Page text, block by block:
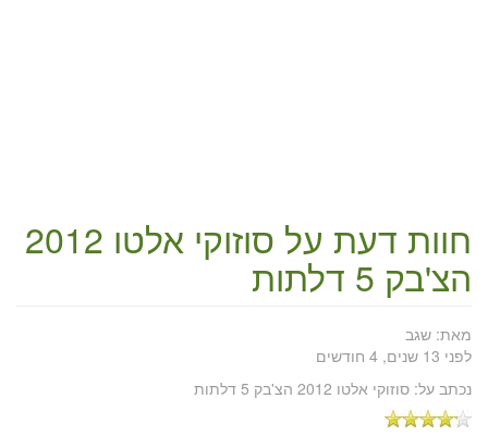
חוות דעת על סוזוקי אלטו 2012
הצ'בק 5 דלתות
מאת: שגב
לפני 13 שנים, 4 חודשים
נכתב על: סוזוקי אלטו 2012 הצ'בק 5 דלתות